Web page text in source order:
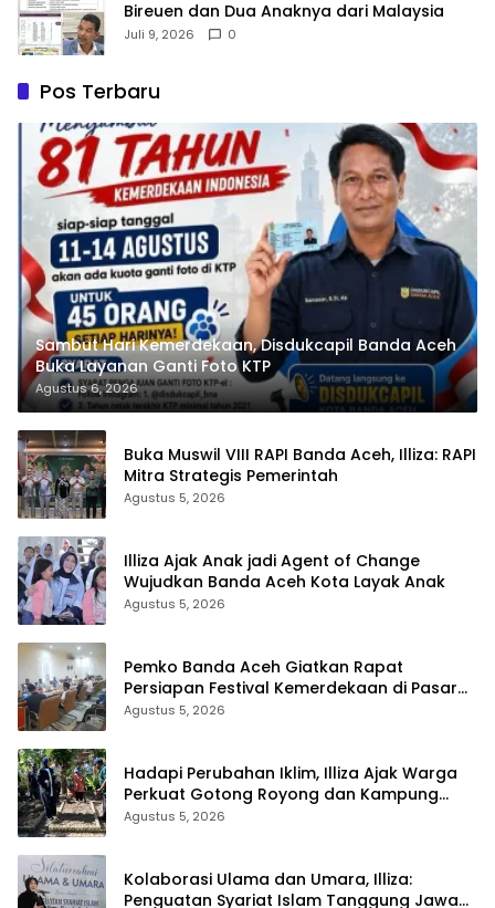
Bireuen dan Dua Anaknya dari Malaysia
Juli 9, 2026 0
Pos Terbaru
Sambut Hari Kemerdekaan, Disdukcapil Banda Aceh
Buka Layanan Ganti Foto KTP
Agustus 6, 2026
Buka Muswil VIII RAPI Banda Aceh, Illiza: RAPI
Mitra Strategis Pemerintah
Agustus 5, 2026
Illiza Ajak Anak jadi Agent of Change
Wujudkan Banda Aceh Kota Layak Anak
Agustus 5, 2026
Pemko Banda Aceh Giatkan Rapat
Persiapan Festival Kemerdekaan di Pasar
Atjeh
Agustus 5, 2026
Hadapi Perubahan Iklim, Illiza Ajak Warga
Perkuat Gotong Royong dan Kampung
Proklim
Agustus 5, 2026
Kolaborasi Ulama dan Umara, Illiza:
Penguatan Syariat Islam Tanggung Jawab